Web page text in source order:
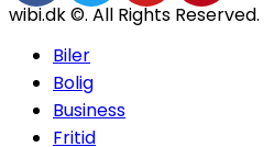
wibi.dk ©. All Rights Reserved.
Biler
Bolig
Business
Fritid